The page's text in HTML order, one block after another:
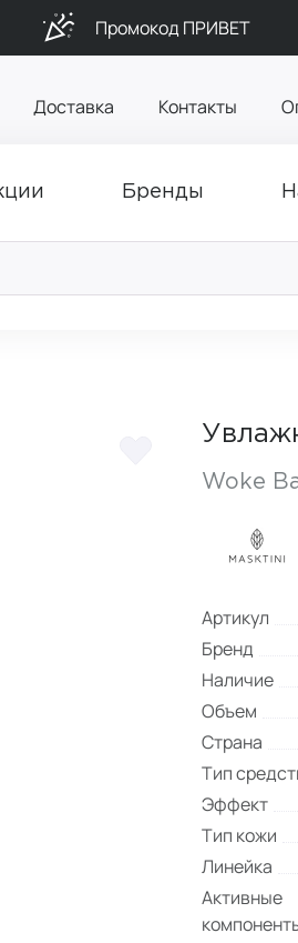
Промокод ПРИВЕТ
Доставка Контакты
Бренды
Woke
Артикул
Бренд
Наличие
Объем
Страна
Тип
Эффект
Тип кожи
Линейка
Активные